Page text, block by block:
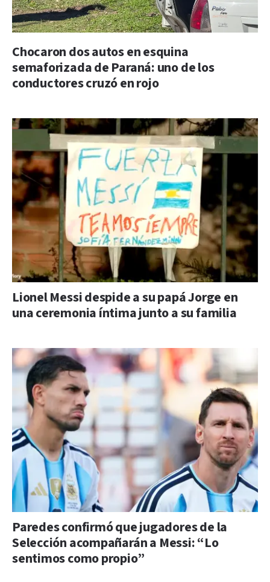
Chocaron dos autos en esquina
semaforizada de Paraná: uno de los
conductores cruzó en rojo
Lionel Messi despide a su papá Jorge en
una ceremonia íntima junto a su familia
Paredes confirmó que jugadores de la
Selección acompañarán a Messi: “Lo
sentimos como propio”